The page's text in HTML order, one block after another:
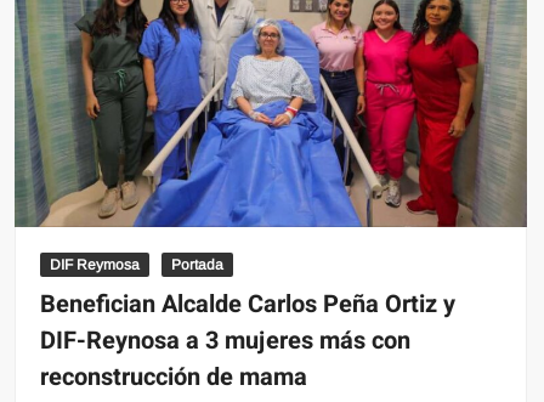
DIF Reymosa Portada
Benefician Alcalde Carlos Peña Ortiz y
DIF-Reynosa a 3 mujeres más con
reconstrucción de mama